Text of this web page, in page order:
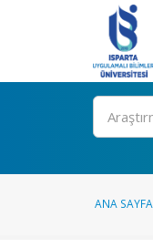
Ara
ANA SAYFA